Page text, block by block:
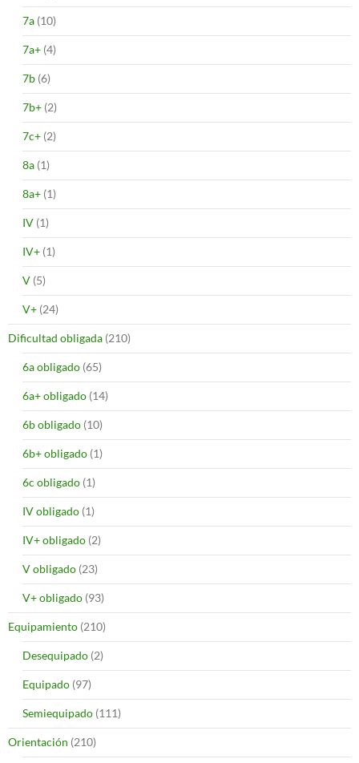
7a (10)
7a+ (4)
7b (6)
7b+ (2)
7c+ (2)
8a (1)
8a+ (1)
IV (1)
IV+ (1)
V (5)
V+ (24)
Dificultad obligada (210)
6a obligado (65)
6a+ obligado (14)
6b obligado (10)
6b+ obligado (1)
6c obligado (1)
IV obligado (1)
IV+ obligado (2)
V obligado (23)
V+ obligado (93)
Equipamiento (210)
Desequipado (2)
Equipado (97)
Semiequipado (111)
Orientación (210)